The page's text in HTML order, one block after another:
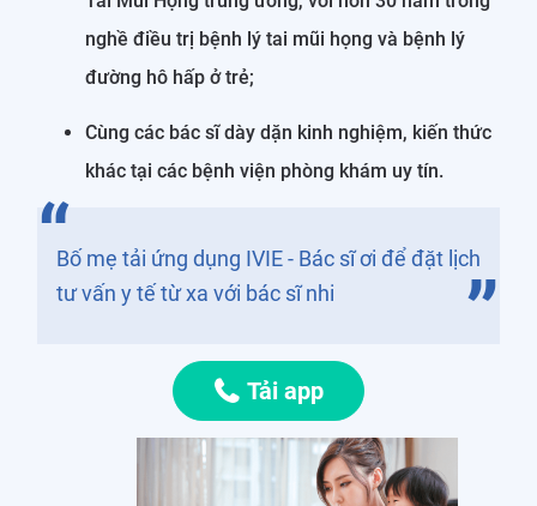
nghề điều trị bệnh lý tai mũi họng và bệnh lý
đường hô hấp ở trẻ;
Cùng các bác sĩ dày dặn kinh nghiệm, kiến thức
khác tại các bệnh viện phòng khám uy tín.
Bố mẹ tải ứng dụng IVIE - Bác sĩ ơi để đặt lịch
tư vấn y tế từ xa với bác sĩ nhi
Tải app